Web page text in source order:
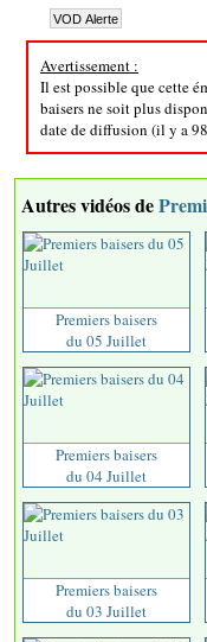
Avertissement :
Il est possible que cette
baisers ne soit plus
date de diffusion (il y a
Autres vidéos de
Premiers baisers
du 05 Juillet
Premiers baisers
du 04 Juillet
Premiers baisers
du 03 Juillet